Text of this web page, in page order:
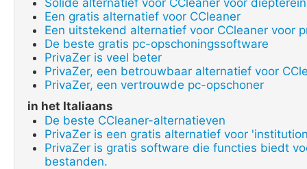
Solide alternatief voor CCleaner voor
Een gratis alternatief voor CCleaner
Een uitstekend alternatief voor CCleaner voor
De beste gratis pc-opschoningssoftware
PrivaZer is veel beter
PrivaZer, een betrouwbaar alternatief voor
PrivaZer, een vertrouwde pc-opschoner
in het Italiaans
De beste CCleaner-alternatieven
PrivaZer is een gratis alternatief voor
PrivaZer is gratis software die functies biedt
bestanden.